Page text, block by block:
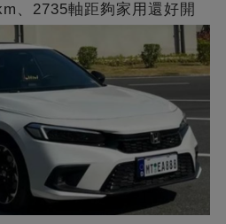
、2735軸距夠家用還好開